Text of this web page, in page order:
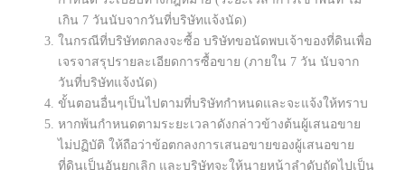
เกิน 7 วันนับจากวันที่บริษัทแจ้งนัด)
ในกรณีที่บริษัทตกลงจะซื้อ บริษัทขอนัดพบเจ้าของที่ดินเพื่อ
เจรจาสรุปรายละเอียดการซื้อขาย (ภายใน 7 วัน นับจาก
วันที่บริษัทแจ้งนัด)
ขั้นตอนอื่นๆเป็นไปตามที่บริษัทกำหนดและจะแจ้งให้ทราบ
หากพ้นกำหนดตามระยะเวลาดังกล่าวข้างต้นผู้เสนอขาย
ไม่ปฏิบัติ ให้ถือว่าข้อตกลงการเสนอขายของผู้เสนอขาย
ที่ดินเป็นอันยกเลิก และบริษัทจะให้นายหน้าลำดับถัดไปเป็น